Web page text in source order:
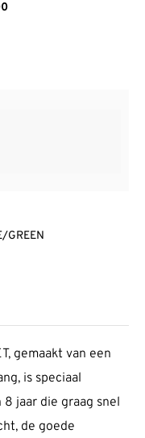
GREEN
gemaakt van een
is speciaal
jaar die graag snel
de goede